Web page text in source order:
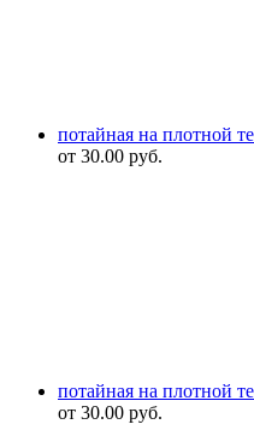
потайная на плотной
от 30.00 руб.
потайная на плотной
от 30.00 руб.